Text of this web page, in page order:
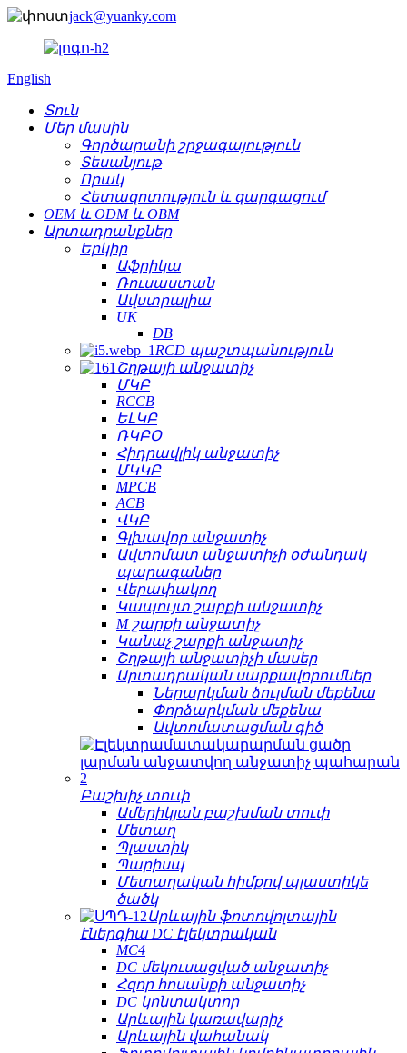
jack@yuanky.com
English
Տուն
Մեր մասին
Գործարանի շրջագայություն
Տեսանյութ
Որակ
Հետազոտություն և զարգացում
OEM և ODM և OBM
Արտադրանքներ
Երկիր
Աֆրիկա
Ռուսաստան
Ավստրալիա
UK
DB
RCD պաշտպանություն
Շղթայի անջատիչ
ՄԿԲ
RCCB
ԵԼԿԲ
ՌԿԲՕ
Հիդրավլիկ անջատիչ
ՄԿԿԲ
MPCB
ACB
ՎԿԲ
Գլխավոր անջատիչ
Ավտոմատ անջատիչի օժանդակ
պարագաներ
Վերափակող
Կապույտ շարքի անջատիչ
M շարքի անջատիչ
Կանաչ շարքի անջատիչ
Շղթայի անջատիչի մասեր
Արտադրական սարքավորումներ
Ներարկման ձուլման մեքենա
Փորձարկման մեքենա
Ավտոմատացման գիծ
Բաշխիչ տուփ
Ամերիկյան բաշխման տուփ
Մետաղ
Պլաստիկ
Պարիսպ
Մետաղական հիմքով պլաստիկե
ծածկ
Արևային ֆոտովոլտային
էներգիա DC էլեկտրական
MC4
DC մեկուսացված անջատիչ
Հզոր հոսանքի անջատիչ
DC կոնտակտոր
Արևային կառավարիչ
Արևային վահանակ